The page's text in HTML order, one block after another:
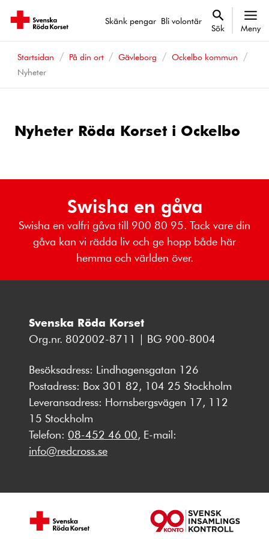
Skänk pengar Bli volontär
Sök Meny
Startsidan På din ort Gävleborg
Ockelbo kommun
Nyheter
Nyheter Röda Korset i Ockelbo
Swisha en gåva
Swisha en valfri gåva till 900 80 95. Tack vare din
gåva kan vi rädda liv och ge hopp både här
hemma och världen över.
Svenska Röda Korset
Org.nr. 802002-8711 | BG 900-8004
Besöksadress: Lindhagensgatan 126
Postadress: Box 301 82, 104 25 Stockholm
Leveransadress: Hornsbergsvägen 17, 112
15 Stockholm
Telefon: 08-452 46 00, E-mail:
info@redcross.se